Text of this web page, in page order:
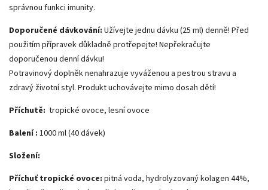
správnou funkci imunity.
Doporučené dávkování: Užívejte jednu dávku (25 ml) denně! Před
použitím přípravek důkladně protřepejte! Nepřekračujte
doporučenou denní dávku!
Potravinový doplněk nenahrazuje vyváženou a pestrou stravu a
zdravý životní styl. Produkt uchovávejte mimo dosah dětí!
Příchutě: tropické ovoce, lesní ovoce
Balení : 1000 ml (40 dávek)
Složení:
Příchuť tropické ovoce: pitná voda, hydrolyzovaný kolagen 44%,